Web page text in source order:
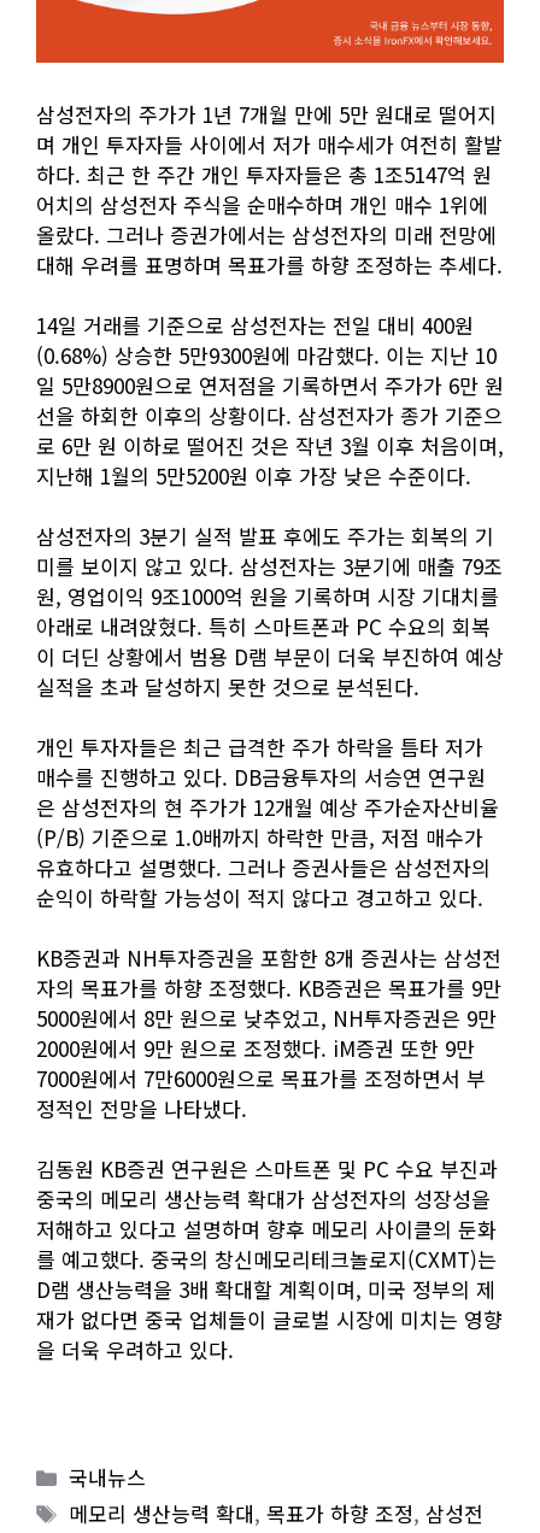
삼성전자의 주가가 1년 7개월 만에 5만 원대로 떨어지
며 개인 투자자들 사이에서 저가 매수세가 여전히 활발
하다. 최근 한 주간 개인 투자자들은 총 1조5147억 원
어치의 삼성전자 주식을 순매수하며 개인 매수 1위에
올랐다. 그러나 증권가에서는 삼성전자의 미래 전망에
대해 우려를 표명하며 목표가를 하향 조정하는 추세다.
14일 거래를 기준으로 삼성전자는 전일 대비 400원
(0.68%) 상승한 5만9300원에 마감했다. 이는 지난 10
일 5만8900원으로 연저점을 기록하면서 주가가 6만 원
선을 하회한 이후의 상황이다. 삼성전자가 종가 기준으
로 6만 원 이하로 떨어진 것은 작년 3월 이후 처음이며,
지난해 1월의 5만5200원 이후 가장 낮은 수준이다.
삼성전자의 3분기 실적 발표 후에도 주가는 회복의 기
미를 보이지 않고 있다. 삼성전자는 3분기에 매출 79조
원, 영업이익 9조1000억 원을 기록하며 시장 기대치를
아래로 내려앉혔다. 특히 스마트폰과 PC 수요의 회복
이 더딘 상황에서 범용 D램 부문이 더욱 부진하여 예상
실적을 초과 달성하지 못한 것으로 분석된다.
개인 투자자들은 최근 급격한 주가 하락을 틈타 저가
매수를 진행하고 있다. DB금융투자의 서승연 연구원
은 삼성전자의 현 주가가 12개월 예상 주가순자산비율
(P/B) 기준으로 1.0배까지 하락한 만큼, 저점 매수가
유효하다고 설명했다. 그러나 증권사들은 삼성전자의
순익이 하락할 가능성이 적지 않다고 경고하고 있다.
KB증권과 NH투자증권을 포함한 8개 증권사는 삼성전
자의 목표가를 하향 조정했다. KB증권은 목표가를 9만
5000원에서 8만 원으로 낮추었고, NH투자증권은 9만
2000원에서 9만 원으로 조정했다. iM증권 또한 9만
7000원에서 7만6000원으로 목표가를 조정하면서 부
정적인 전망을 나타냈다.
김동원 KB증권 연구원은 스마트폰 및 PC 수요 부진과
중국의 메모리 생산능력 확대가 삼성전자의 성장성을
저해하고 있다고 설명하며 향후 메모리 사이클의 둔화
를 예고했다. 중국의 창신메모리테크놀로지(CXMT)는
D램 생산능력을 3배 확대할 계획이며, 미국 정부의 제
재가 없다면 중국 업체들이 글로벌 시장에 미치는 영향
을 더욱 우려하고 있다.
Categories
국내뉴스
Tags
메모리 생산능력 확대,목표가 하향 조정,삼성전